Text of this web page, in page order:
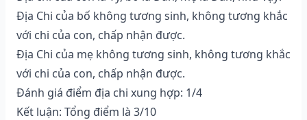
Địa Chi của bố không tương sinh, không tương khắc
với chi của con, chấp nhận được.
Địa Chi của mẹ không tương sinh, không tương khắc
với chi của con, chấp nhận được.
Đánh giá điểm địa chi xung hợp: 1/4
Kết luận: Tổng điểm là 3/10